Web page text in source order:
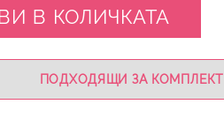
В КОЛИЧКАТА
ПОДХОДЯЩИ ЗА КОМПЛЕКТ